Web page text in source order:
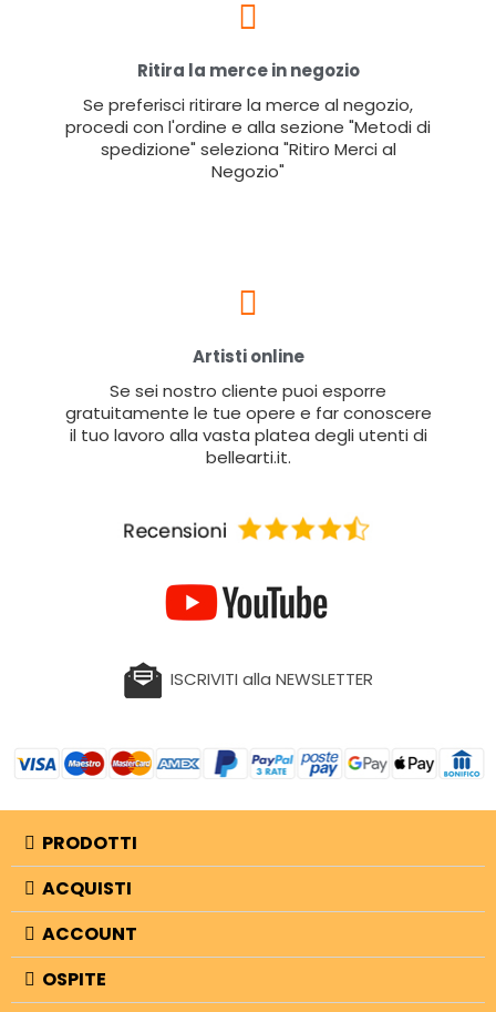
Ritira la merce in negozio
Se preferisci ritirare la merce al negozio,
procedi con l'ordine e alla sezione "Metodi di
spedizione" seleziona "Ritiro Merci al
Negozio"
Artisti online
Se sei nostro cliente puoi esporre
gratuitamente le tue opere e far conoscere
il tuo lavoro alla vasta platea degli utenti di
bellearti.it.
ISCRIVITI alla NEWSLETTER
PRODOTTI
ACQUISTI
ACCOUNT
OSPITE